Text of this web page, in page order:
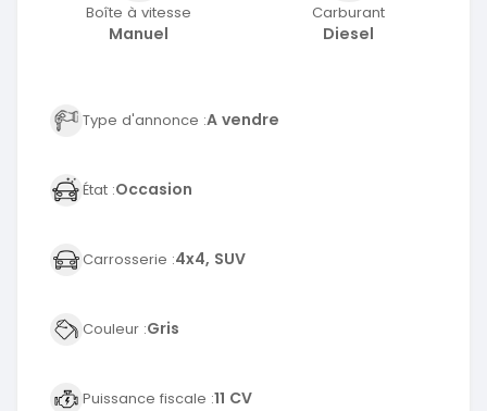
Boîte à vitesse
Manuel
Carburant
Diesel
Type d'annonce :A vendre
État :Occasion
Carrosserie :4x4, SUV
Couleur :Gris
Puissance fiscale :11 CV